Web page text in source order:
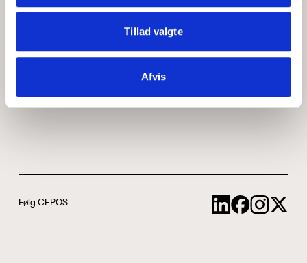
Tillad valgte
Afvis
Følg CEPOS